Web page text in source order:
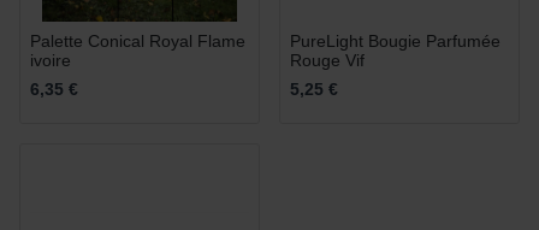
Palette Conical Royal Flame
ivoire
6,35 €
PureLight Bougie Parfumée
Rouge Vif
5,25 €